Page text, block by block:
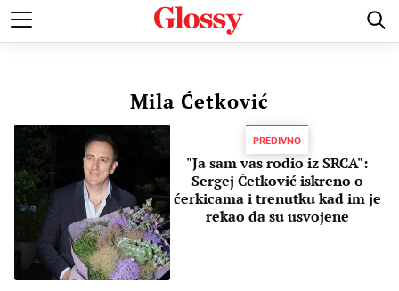
POZNATI MODA I LEPOTA ZDRAVI I SREĆNI LJUBAV
Mila Ćetković
PREDIVNO
"Ja sam vas rodio iz SRCA":
Sergej Ćetković iskreno o
ćerkicama i trenutku kad im je
rekao da su usvojene